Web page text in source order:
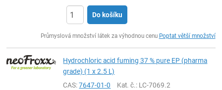
Do košíku
Průmyslová množství látek za výhodnou cenu Poptat větší množství
Hydrochloric acid fuming 37 % pure EP (pharma
grade) (1 x 2.5 L)
CAS:7647-01-0 Kat. č.: LC-7069.2